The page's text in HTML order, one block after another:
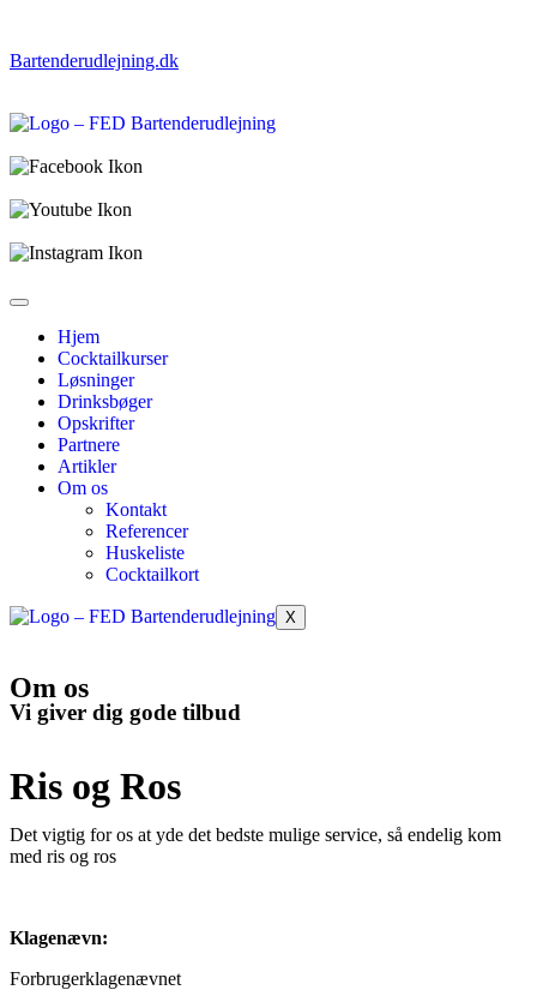
Bartenderudlejning.dk
Hjem
Cocktailkurser
Løsninger
Drinksbøger
Opskrifter
Partnere
Artikler
Om os
Kontakt
Referencer
Huskeliste
Cocktailkort
X
Om os
Vi giver dig gode tilbud
Ris og Ros
Det vigtig for os at yde det bedste mulige service, så endelig kom
med ris og ros
Klagenævn:
Forbrugerklagenævnet